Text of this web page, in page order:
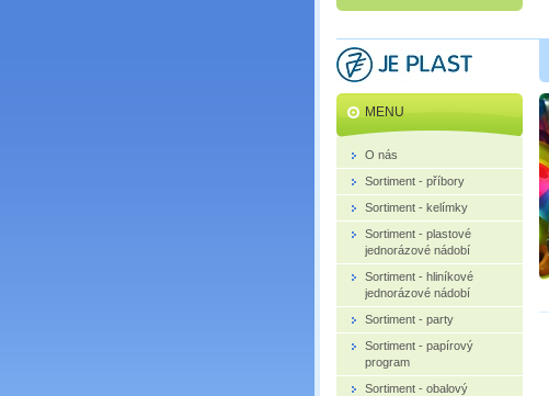
MENU
O nás
Sortiment - příbory
Sortiment - kelímky
Sortiment - plastové
jednorázové nádobí
Sortiment - hliníkové
jednorázové nádobí
Sortiment - party
Sortiment - papírový
program
Sortiment - obalový